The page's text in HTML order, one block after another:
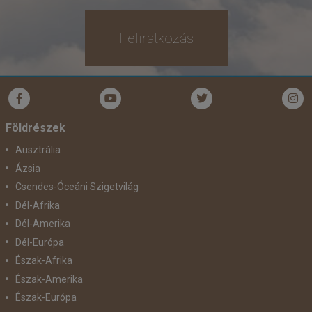
Időpontok és árak
Bőröndbe
Feliratkozás
Földrészek
Ausztrália
Ázsia
Csendes-Óceáni Szigetvilág
Dél-Afrika
Dél-Amerika
Dél-Európa
Észak-Afrika
Észak-Amerika
Észak-Európa